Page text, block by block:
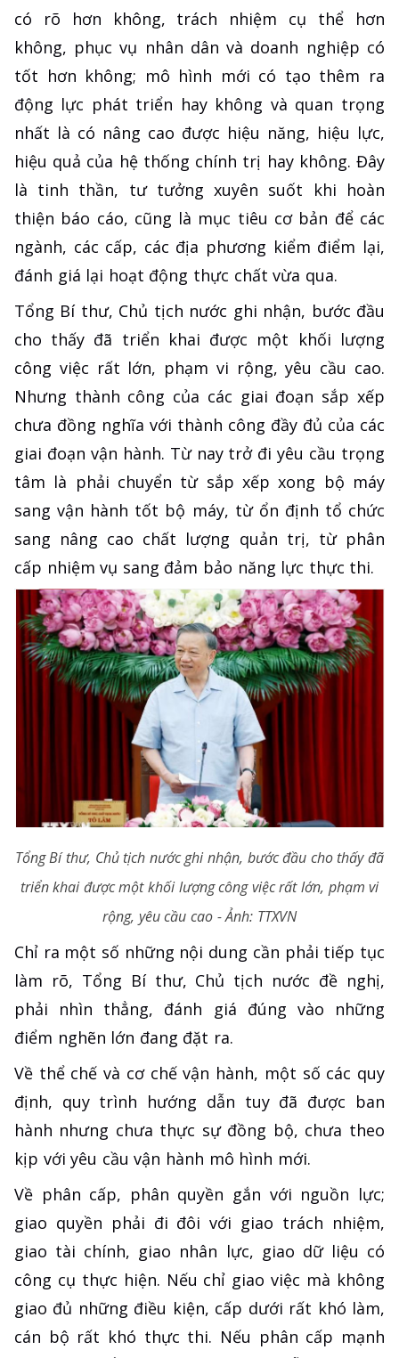
có rõ hơn không, trách nhiệm cụ thể hơn
không, phục vụ nhân dân và doanh nghiệp có
tốt hơn không; mô hình mới có tạo thêm ra
động lực phát triển hay không và quan trọng
nhất là có nâng cao được hiệu năng, hiệu lực,
hiệu quả của hệ thống chính trị hay không. Đây
là tinh thần, tư tưởng xuyên suốt khi hoàn
thiện báo cáo, cũng là mục tiêu cơ bản để các
ngành, các cấp, các địa phương kiểm điểm lại,
đánh giá lại hoạt động thực chất vừa qua.
Tổng Bí thư, Chủ tịch nước ghi nhận, bước đầu
cho thấy đã triển khai được một khối lượng
công việc rất lớn, phạm vi rộng, yêu cầu cao.
Nhưng thành công của các giai đoạn sắp xếp
chưa đồng nghĩa với thành công đầy đủ của các
giai đoạn vận hành. Từ nay trở đi yêu cầu trọng
tâm là phải chuyển từ sắp xếp xong bộ máy
sang vận hành tốt bộ máy, từ ổn định tổ chức
sang nâng cao chất lượng quản trị, từ phân
cấp nhiệm vụ sang đảm bảo năng lực thực thi.
Tổng Bí thư, Chủ tịch nước ghi nhận, bước đầu cho thấy đã
triển khai được một khối lượng công việc rất lớn, phạm vi
rộng, yêu cầu cao - Ảnh: TTXVN
Chỉ ra một số những nội dung cần phải tiếp tục
làm rõ, Tổng Bí thư, Chủ tịch nước đề nghị,
phải nhìn thẳng, đánh giá đúng vào những
điểm nghẽn lớn đang đặt ra.
Về thể chế và cơ chế vận hành, một số các quy
định, quy trình hướng dẫn tuy đã được ban
hành nhưng chưa thực sự đồng bộ, chưa theo
kịp với yêu cầu vận hành mô hình mới.
Về phân cấp, phân quyền gắn với nguồn lực;
giao quyền phải đi đôi với giao trách nhiệm,
giao tài chính, giao nhân lực, giao dữ liệu có
công cụ thực hiện. Nếu chỉ giao việc mà không
giao đủ những điều kiện, cấp dưới rất khó làm,
cán bộ rất khó thực thi. Nếu phân cấp mạnh